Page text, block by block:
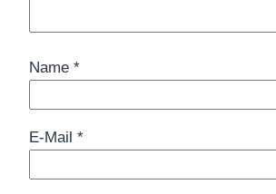
Name *
E-Mail *